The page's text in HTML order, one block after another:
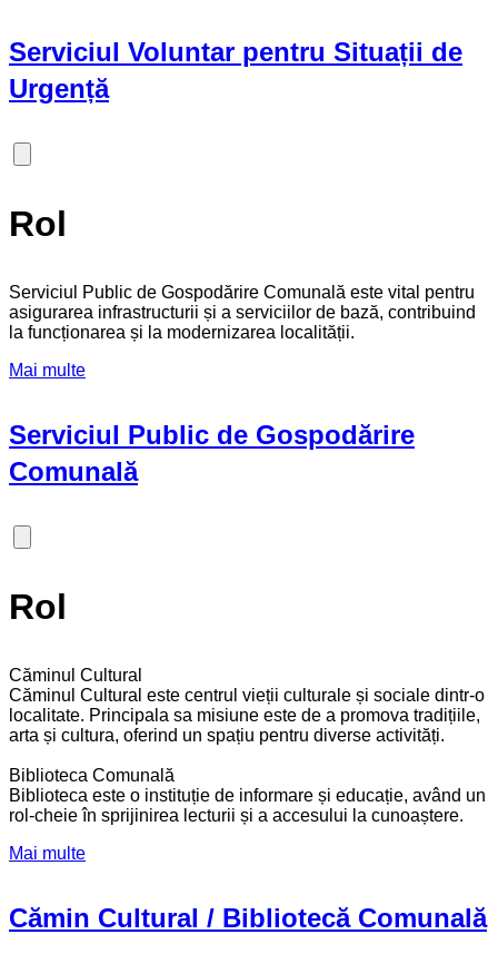
Serviciul Voluntar pentru Situații de
Urgență
Rol
Serviciul Public de Gospodărire Comunală este vital pentru
asigurarea infrastructurii și a serviciilor de bază, contribuind
la funcționarea și la modernizarea localității.
Mai multe
Serviciul Public de Gospodărire
Comunală
Rol
Căminul Cultural
Căminul Cultural este centrul vieții culturale și sociale dintr-o
localitate. Principala sa misiune este de a promova tradițiile,
arta și cultura, oferind un spațiu pentru diverse activități.
Biblioteca Comunală
Biblioteca este o instituție de informare și educație, având un
rol-cheie în sprijinirea lecturii și a accesului la cunoaștere.
Mai multe
Cămin Cultural / Bibliotecă Comunală